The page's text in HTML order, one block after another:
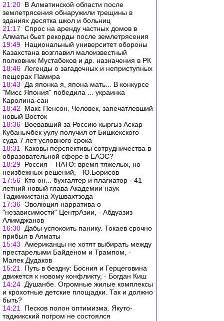
21:20 В Алматинской области после
землетрясения обнаружили трещины в
зданиях десятка школ и больниц
21:17 Спрос на аренду частных домов в
Алматы бьет рекорды после землетрясения
19:49 Национальный университет обороны
Казахстана возглавил малоизвестный
полковник Мустабеков и др. назначения в РК
18:46 Легенды о загадочных и неприступных
пещерах Памира
18:43
Да японка я, япона мать... В конкурсе
"Мисс Япония" победила ... украинка
Каролина-сан
18:42
Макс Пенсон. Человек, запечатлевший
новый Восток
18:36 Воевавший за Россию кыргыз Аскар
Кубанычбек уулу получил от Бишкекского
суда 7 лет условного срока
18:31
Каковы перспективы сотрудничества в
образовательной сфере в ЕАЭС?
18:29 Россия – НАТО: время тяжелых, но
неизбежных решений, - Ю.Борисов
17:56 Кто он... бухгалтер и плагиатор - 41-
летний новый глава Академии наук
Таджикистана Хушвахтзода
17:36 Эволюция нарратива о
"независимости" ЦентрАзии, - Абдуазиз
Алимджанов
16:30 Дабы успокоить панику. Токаев срочно
прибыл в Алматы
15:43 Американцы не хотят выбирать между
престарелыми Байденом и Трампом, -
Малек Дудаков
15:21
Путь в бездну: Босния и Герцеговина
движется к новому конфликту, - Богдан Киш
14:24 Душанбе. Огромные жилые комплексы
и крохотные детские площадки. Так и должно
быть?
14:21
Песков полон оптимизма. Якуто-
таджикский погром не состоялся